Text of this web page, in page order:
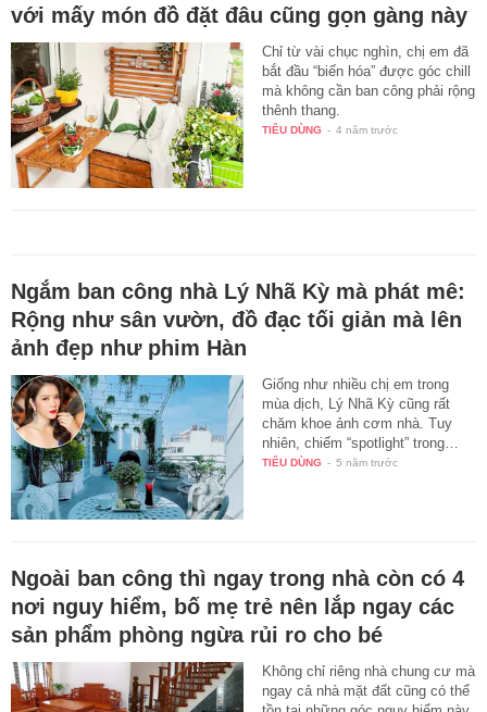
với mấy món đồ đặt đâu cũng gọn gàng này
Chỉ từ vài chục nghìn, chị em đã
bắt đầu “biến hóa” được góc chill
mà không cần ban công phải rộng
thênh thang.
TIÊU DÙNG - 4 năm trước
Ngắm ban công nhà Lý Nhã Kỳ mà phát mê:
Rộng như sân vườn, đồ đạc tối giản mà lên
ảnh đẹp như phim Hàn
Giống như nhiều chị em trong
mùa dịch, Lý Nhã Kỳ cũng rất
chăm khoe ảnh cơm nhà. Tuy
nhiên, chiếm “spotlight” trong…
TIÊU DÙNG - 5 năm trước
Ngoài ban công thì ngay trong nhà còn có 4
nơi nguy hiểm, bố mẹ trẻ nên lắp ngay các
sản phẩm phòng ngừa rủi ro cho bé
Không chỉ riêng nhà chung cư mà
ngay cả nhà mặt đất cũng có thể